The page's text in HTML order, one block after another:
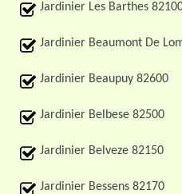
Jardinier Les Barthes
Jardinier Beaumont De
Jardinier Beaupuy 82600
Jardinier Belbese 82500
Jardinier Belveze 82150
Jardinier Bessens 82170